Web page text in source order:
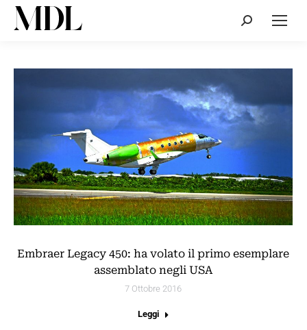
Cerca:
Embraer Legacy 450: ha volato il primo esemplare
assemblato negli USA
7 Ottobre 2016
Leggi